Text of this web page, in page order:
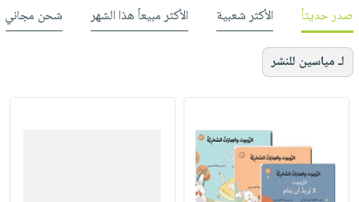
صدر حديثاً الأكثر شعبية الأكثر مبيعاً هذا الشهر شحن مجاني
لـ مياسين للنشر